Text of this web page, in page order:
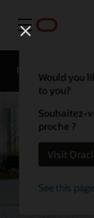
Menu
Would you
to you?
Souhaitez-
proche ?
Visit
See this
Présentation